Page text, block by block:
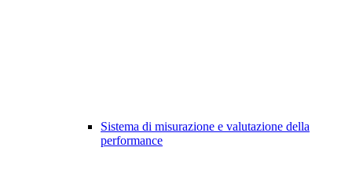
Sistema di misurazione e valutazione della
performance